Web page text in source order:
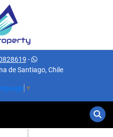
-
de Santiago, Chile
▼